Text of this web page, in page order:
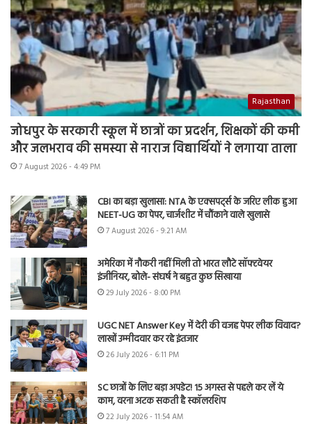
Rajasthan
जोधपुर के सरकारी स्कूल में छात्रों का प्रदर्शन, शिक्षकों की कमी
और जलभराव की समस्या से नाराज विद्यार्थियों ने लगाया ताला
7 August 2026 - 4:49 PM
CBI का बड़ा खुलासा: NTA के एक्सपर्ट्स के जरिए लीक हुआ
NEET-UG का पेपर, चार्जशीट में चौंकाने वाले खुलासे
7 August 2026 - 9:21 AM
अमेरिका में नौकरी नहीं मिली तो भारत लौटे सॉफ्टवेयर
इंजीनियर, बोले- संघर्ष ने बहुत कुछ सिखाया
29 July 2026 - 8:00 PM
UGC NET Answer Key में देरी की वजह पेपर लीक विवाद?
लाखों उम्मीदवार कर रहे इंतजार
26 July 2026 - 6:11 PM
SC छात्रों के लिए बड़ा अपडेट! 15 अगस्त से पहले कर लें ये
काम, वरना अटक सकती है स्कॉलरशिप
22 July 2026 - 11:54 AM